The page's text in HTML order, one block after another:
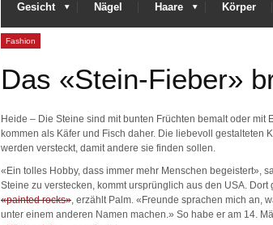
Gesicht Nägel Haare Körper
Fashion
Das «Stein-Fieber»
Heide – Die Steine sind mit bunten Früchten bemalt oder
kommen als Käfer und Fisch daher. Die liebevoll gestalteten
werden versteckt, damit andere sie finden sollen.
«Ein tolles Hobby, dass immer mehr Menschen begeistert»,
Steine zu verstecken, kommt ursprünglich aus den USA.
«painted rocks», erzählt Palm. «Freunde sprachen mich an,
unter einem anderen Namen machen.» So habe er am 14.